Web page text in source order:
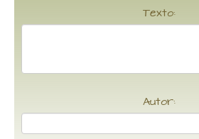
Texto:
Autor: